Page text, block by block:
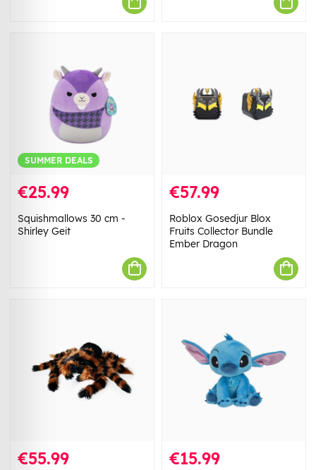
SUMMER DEALS
€25.99
Squishmallows 30 cm -
Shirley Geit
€57.99
Roblox Gosedjur Blox
Fruits Collector Bundle
Ember Dragon
€55.99 €15.99